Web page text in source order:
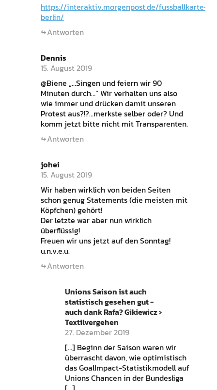
https://interaktiv.morgenpost.de/fussballkarte-
berlin/
Antworten
Dennis
15. August 2019
@Biene „…Singen und feiern wir 90
Minuten durch…“ Wir verhalten uns also
wie immer und drücken damit unseren
Protest aus?!?…merkste selber oder? Und
komm jetzt bitte nicht mit Transparenten.
Antworten
johei
15. August 2019
Wir haben wirklich von beiden Seiten
schon genug Statements (die meisten mit
Köpfchen) gehört!
Der letzte war aber nun wirklich
überflüssig!
Freuen wir uns jetzt auf den Sonntag!
u.n.v.e.u.
Antworten
Unions Saison ist auch
statistisch gesehen gut -
auch dank Rafa? Gikiewicz ›
Textilvergehen
27. Dezember 2019
[…] Beginn der Saison waren wir
überrascht davon, wie optimistisch
das GoalImpact-Statistikmodell auf
Unions Chancen in der Bundesliga